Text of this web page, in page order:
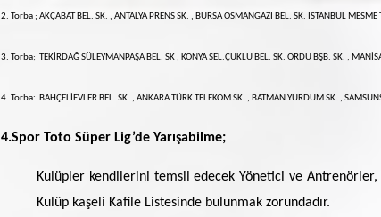
2. Torba ; AKÇABAT BEL. SK. , ANTALYA PRENS SK. , BURSA OSMANGAZİ BEL. SK. İSTANBUL MESME
3. Torba; TEKİRDAĞ SÜLEYMANPAŞA BEL. SK , KONYA SEL.ÇUKLU BEL. SK. ORDU BŞB. SK. ,
4. Torba: BAHÇELİEVLER BEL. SK. , ANKARA TÜRK TELEKOM SK. , BATMAN YURDUM SK. ,
4.Spor Toto Süper Lig’de Yarışabilme;
Kulüpler kendilerini temsil edecek Yönetici ve
Kulüp kaşeli Kafile Listesinde bulunmak zorundadır.